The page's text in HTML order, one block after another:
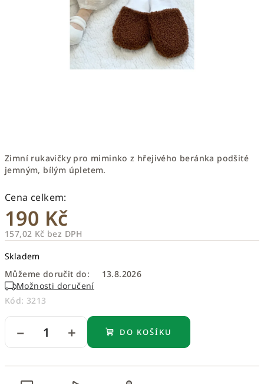
Zimní rukavičky pro miminko z hřejivého beránka podšité
jemným, bílým úpletem.
190 Kč
157,02 Kč bez DPH
cena:
Skladem
Můžeme doručit do:
13.8.2026
Možnosti doručení
Kód: 3213
+
− DO KOŠÍKU